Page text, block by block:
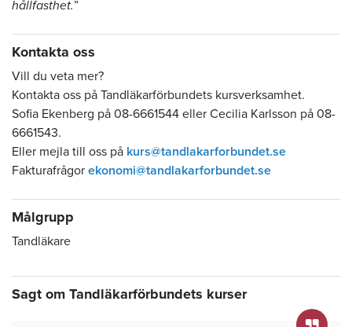
hållfasthet.”
Kontakta oss
Vill du veta mer?
Kontakta oss på Tandläkarförbundets kursverksamhet.
Sofia Ekenberg på 08-6661544 eller Cecilia Karlsson på 08-
6661543.
Eller mejla till oss på kurs@tandlakarforbundet.se
Fakturafrågor ekonomi@tandlakarforbundet.se
Målgrupp
Tandläkare
Sagt om Tandläkarförbundets kurser